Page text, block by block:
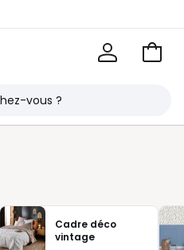
Voir
Cadre déco
vintage